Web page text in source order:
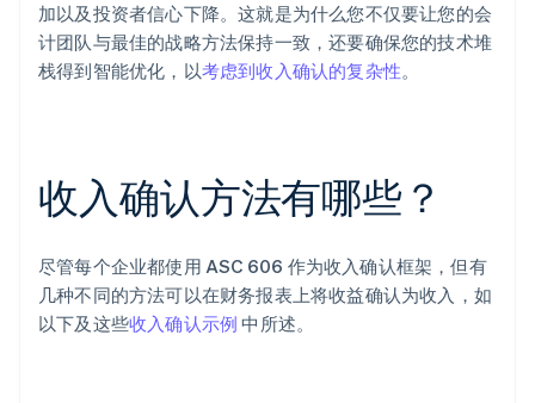
加以及投资者信心下降。这就是为什么您不仅要让您的会
计团队与最佳的战略方法保持一致，还要确保您的技术堆
栈得到智能优化，以考虑到收入确认的复杂性。
收入确认方法有哪些？
尽管每个企业都使用 ASC 606 作为收入确认框架，但有
几种不同的方法可以在财务报表上将收益确认为收入，如
以下及这些收入确认示例 中所述。